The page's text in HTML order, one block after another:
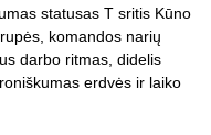
statusas T sritis Kūno
komandos narių
darbo ritmas, didelis
erdvės ir laiko